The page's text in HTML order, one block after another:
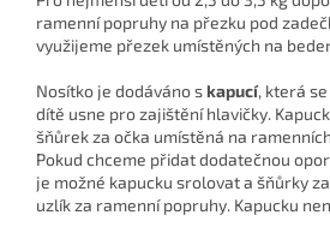
ramenní popruhy na přezku pod
využijeme přezek umístěných na
Nosítko je dodáváno skapucí, která
dítě usne pro zajištění hlavičky.
šňůrek za očka umístěná na
Pokud chceme přidat dodatečnou
je možné kapucku srolovat a šňůrky
uzlík za ramenní popruhy. Kapucku